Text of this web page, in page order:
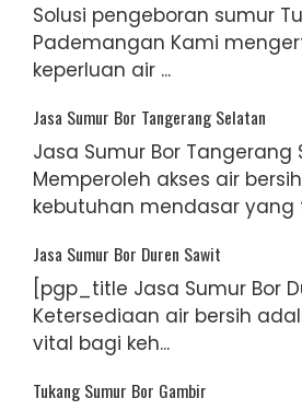
Solusi pengeboran sumur
Pademangan Kami
keperluan air ...
Jasa Sumur Bor Tangerang Selatan
Jasa Sumur Bor Tangerang
Memperoleh akses air
kebutuhan mendasar yang
Jasa Sumur Bor Duren Sawit
[pgp_title Jasa Sumur Bor
Ketersediaan air bersih
vital bagi keh...
Tukang Sumur Bor Gambir